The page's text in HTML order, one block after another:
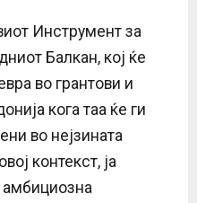
Инструмент за
Балкан, кој ќе
во грантови и
кога таа ќе ги
во нејзината
контекст, ја
амбициозна